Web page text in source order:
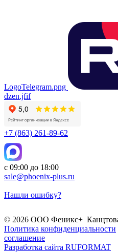
LogoTelegram.png
dzen.jfif
+7 (863) 261-89-62
с 09:00 до 18:00
sale@phoenix-plus.ru
Нашли ошибку?
© 2026 ООО Феникс+
Политика конфиденциальности
соглашение
Разработка сайта RUFORMAT